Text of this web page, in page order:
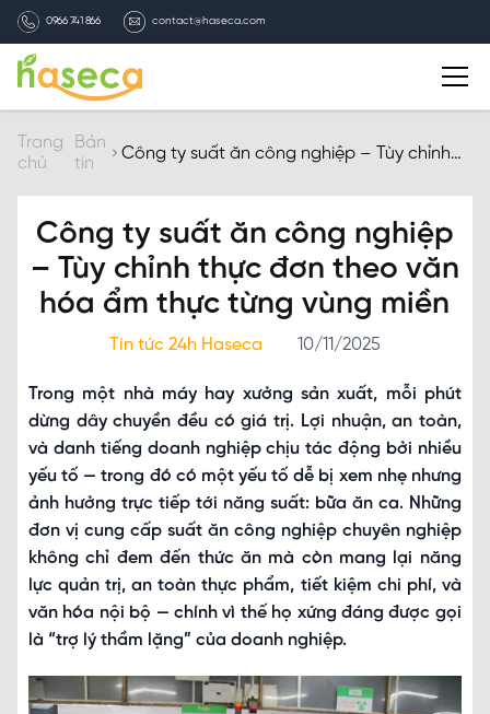
0966 741 866 contact@haseca.com
Giới thiệu
Chọn Haseca
Dịch vụ
Tuyển dụng
Liên hệ
Trang
chủ
Bản
tin
Công ty suất ăn công nghiệp – Tùy chỉnh
miền
Công ty suất ăn công nghiệp
– Tùy chỉnh thực đơn theo văn
hóa ẩm thực từng vùng miền
Tin tức 24h Haseca 10/11/2025
Trong một nhà máy hay xưởng sản xuất, mỗi phút
dừng dây chuyền đều có giá trị. Lợi nhuận, an toàn,
và danh tiếng doanh nghiệp chịu tác động bởi nhiều
yếu tố — trong đó có một yếu tố dễ bị xem nhẹ nhưng
ảnh hưởng trực tiếp tới năng suất: bữa ăn ca. Những
đơn vị cung cấp suất ăn công nghiệp chuyên nghiệp
không chỉ đem đến thức ăn mà còn mang lại năng
lực quản trị, an toàn thực phẩm, tiết kiệm chi phí, và
văn hóa nội bộ — chính vì thế họ xứng đáng được gọi
là “trợ lý thầm lặng” của doanh nghiệp.